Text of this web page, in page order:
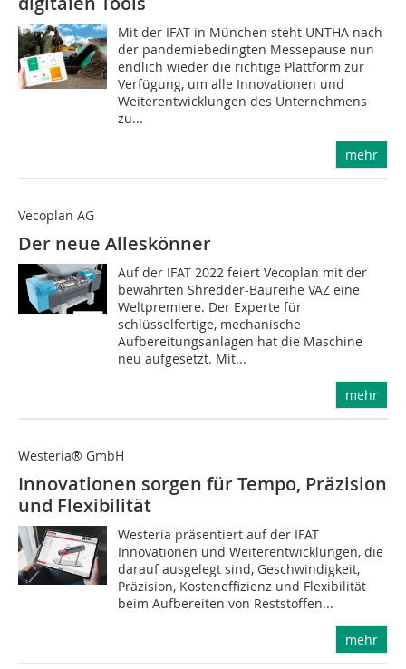
Mit der IFAT in München steht UNTHA nach
der pandemiebedingten Messepause nun
endlich wieder die richtige Plattform zur
Verfügung, um alle Innovationen und
Weiterentwicklungen des Unternehmens
zu...
mehr
Vecoplan AG
Der neue Alleskönner
Auf der IFAT 2022 feiert Vecoplan mit der
bewährten Shredder-Baureihe VAZ eine
Weltpremiere. Der Experte für
schlüsselfertige, mechanische
Aufbereitungsanlagen hat die Maschine
neu aufgesetzt. Mit...
mehr
Westeria® GmbH
Innovationen sorgen für Tempo, Präzision
und Flexibilität
Westeria präsentiert auf der IFAT
Innovationen und Weiterentwicklungen, die
darauf ausgelegt sind, Geschwindigkeit,
Präzision, Kosteneffizienz und Flexibilität
beim Aufbereiten von Reststoffen...
mehr